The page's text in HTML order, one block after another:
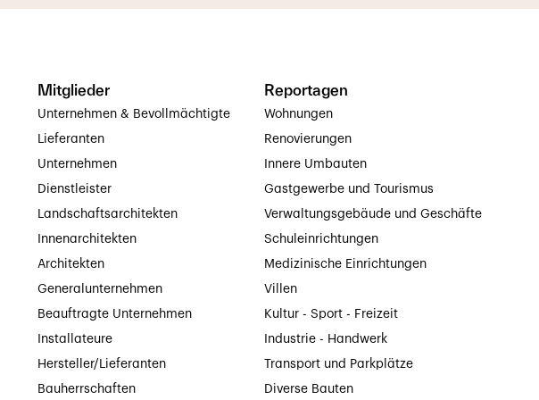
Mitglieder
Unternehmen & Bevollmächtigte
Lieferanten
Unternehmen
Dienstleister
Landschaftsarchitekten
Innenarchitekten
Architekten
Generalunternehmen
Beauftragte Unternehmen
Installateure
Hersteller/Lieferanten
Bauherrschaften
Reportagen
Wohnungen
Renovierungen
Innere Umbauten
Gastgewerbe und Tourismus
Verwaltungsgebäude und Geschäfte
Schuleinrichtungen
Medizinische Einrichtungen
Villen
Kultur - Sport - Freizeit
Industrie - Handwerk
Transport und Parkplätze
Diverse Bauten